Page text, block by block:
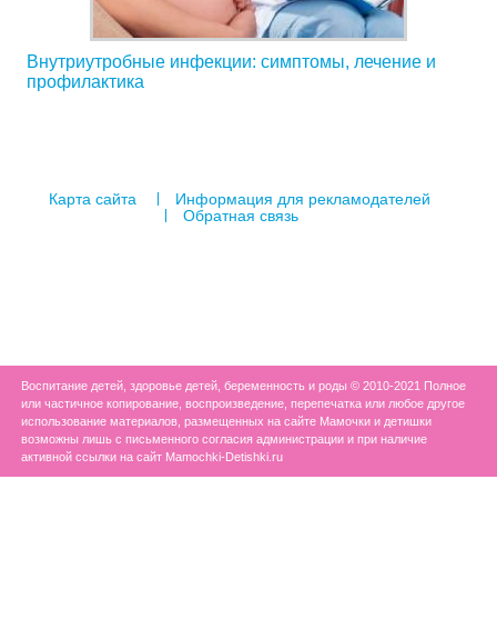
Внутриутробные инфекции: симптомы, лечение и
профилактика
Карта сайта
Информация для рекламодателей
Обратная связь
Воспитание детей, здоровье детей, беременность и роды © 2010-2021 Полное
или частичное копирование, воспроизведение, перепечатка или любое другое
использование материалов, размещенных на сайте Мамочки и детишки
возможны лишь с письменного согласия администрации и при наличие
активной ссылки на сайт Mamochki-Detishki.ru